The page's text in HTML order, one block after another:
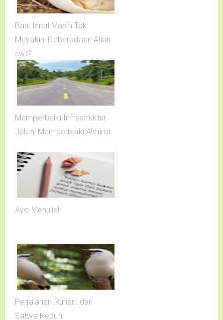
Bani Israil Masih Tak
Meyakini Keberadaan Allah
swt?
Memperbaiki Infrastruktur
Jalan, Memperbaiki Akhirat
Ayo Menulis!
Perjalanan Ruhani dari
Satwa Kebun